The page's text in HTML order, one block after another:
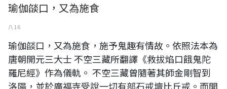
瑜伽燄口，又為施食
八 16
瑜伽燄口，又為施食，施予鬼趣有情故。依照法本為
唐朝開元三大士 不空三藏所翻譯《救拔焰口餓鬼陀
羅尼經》作為儀軌。 不空三藏曾隨著其師金剛智到
洛陽，並於廣福寺受說一切有部石戒壇比丘戒。而開